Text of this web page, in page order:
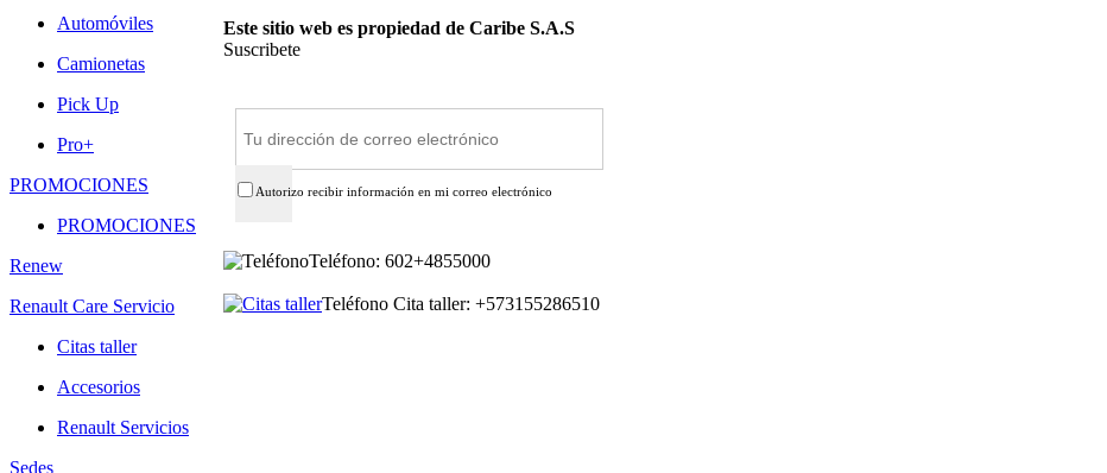
Automóviles
Camionetas
Pick Up
Pro+
PROMOCIONES
PROMOCIONES
Renew
Renault Care Servicio
Citas taller
Accesorios
Renault Servicios
Sedes
Este sitio web es propiedad de Caribe S.A.S
Suscribete
Autorizo recibir información en mi correo electrónico
Teléfono: 602+4855000
Teléfono Cita taller: +573155286510